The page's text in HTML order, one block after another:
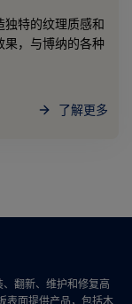
特的纹理质感和
，与博纳的各种
了解更多
翻新、维护和修复高
表面提供产品，包括木